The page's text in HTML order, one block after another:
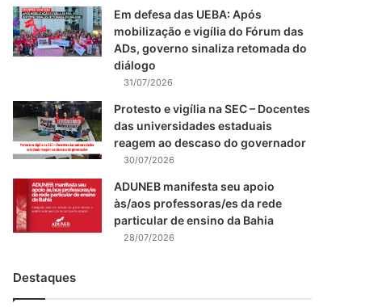
Em defesa das UEBA: Após
mobilização e vigília do Fórum das
ADs, governo sinaliza retomada do
diálogo
31/07/2026
Protesto e vigília na SEC – Docentes
das universidades estaduais
reagem ao descaso do governador
30/07/2026
ADUNEB manifesta seu apoio
às/aos professoras/es da rede
particular de ensino da Bahia
28/07/2026
Destaques